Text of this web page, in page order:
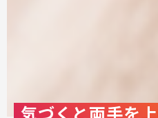
気づくと両手を